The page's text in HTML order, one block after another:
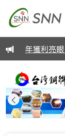
年獲利亮眼 稅